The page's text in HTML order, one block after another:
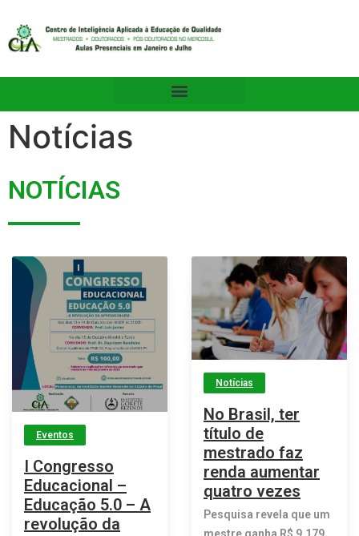
Notícias
NOTÍCIAS
Eventos
I Congresso
Educacional –
Educação 5.0 – A
revolução da
Notícias
No Brasil, ter
título de
mestrado faz
renda aumentar
quatro vezes
Pesquisa revela que um